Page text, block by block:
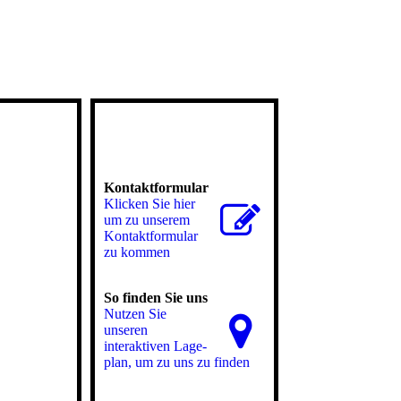
Kontaktformular
Klicken Sie hier
um zu unserem
Kon­takt­for­mu­lar
zu kommen
So finden Sie uns
Nutzen Sie
unseren
interaktiven La­ge­
plan, um zu uns zu finden